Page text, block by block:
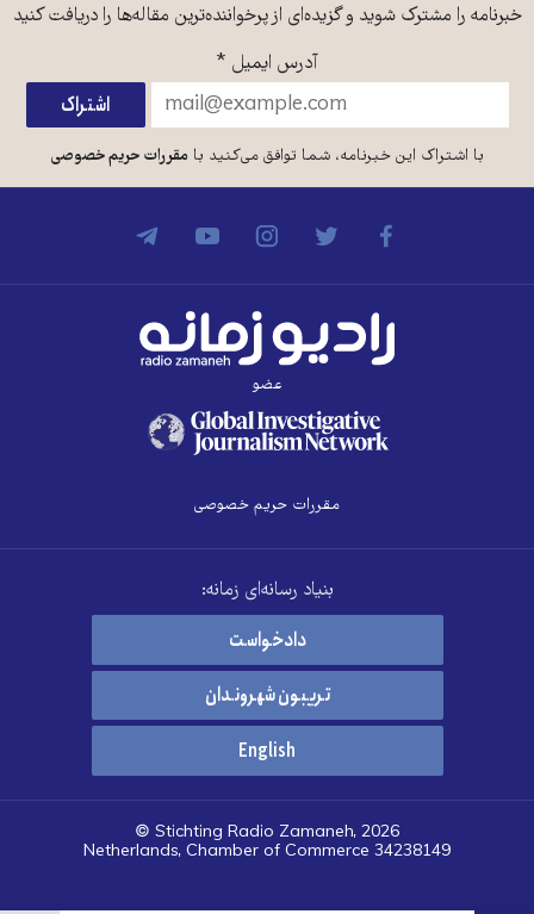
خبرنامه را مشترک شوید و گزیده‌ای از پرخواننده‌ترین مقاله‌ها را دریافت کنید
آدرس ایمیل *
با اشتراک این خبرنامه، شما توافق می‌کنید بامقررات حریم خصوصی
عضو
مقررات حریم خصوصی
بنیاد رسانه‌ای زمانه:
دادخواست
تریبون شهروندان
English
© Stichting Radio Zamaneh, 2026
Netherlands, Chamber of Commerce 34238149